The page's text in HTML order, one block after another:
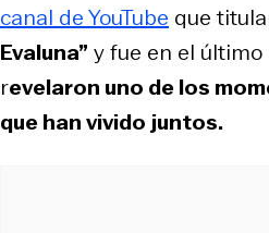
canal de YouTube que
Evaluna” y fue en el
revelaron uno de los
que han vivido juntos.